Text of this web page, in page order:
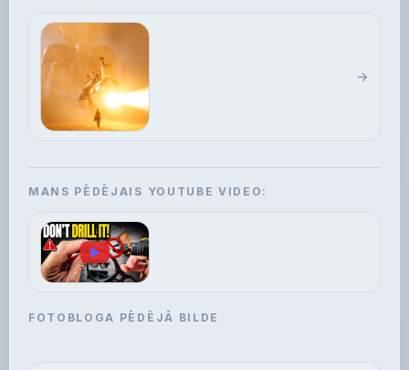
MANS PĒDĒJAIS YOUTUBE VIDEO:
▶
FOTOBLOGA PĒDĒJĀ BILDE